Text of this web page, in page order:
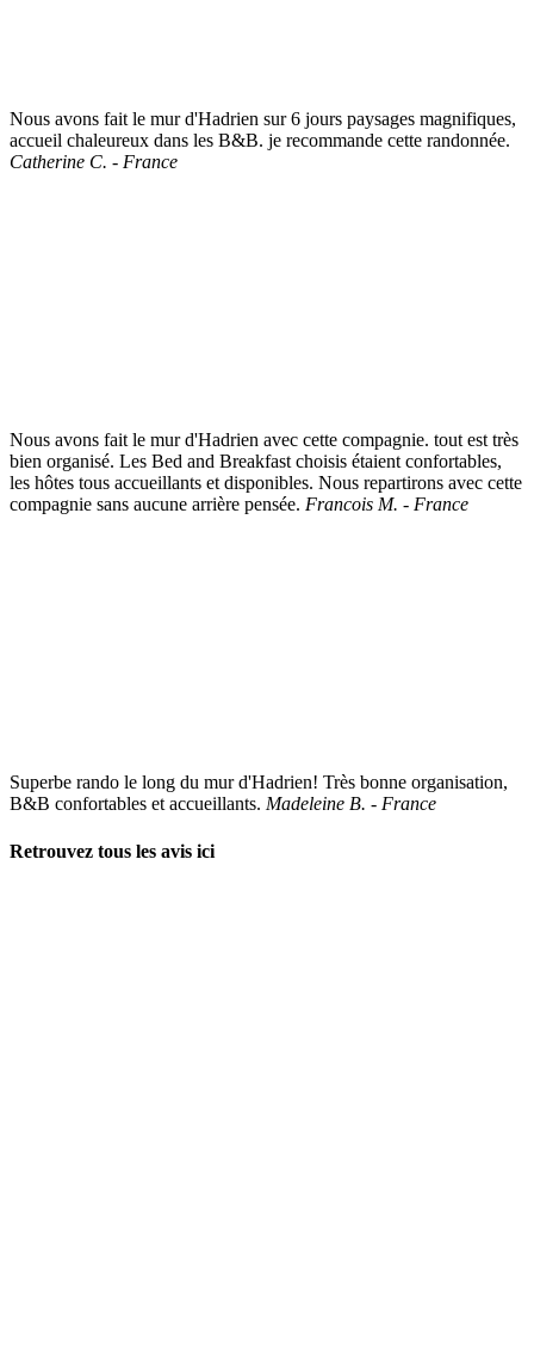
Nous avons fait le mur d'Hadrien sur 6 jours paysages magnifiques,
accueil chaleureux dans les B&B. je recommande cette randonnée.
Catherine C. - France
Nous avons fait le mur d'Hadrien avec cette compagnie. tout est très
bien organisé. Les Bed and Breakfast choisis étaient confortables,
les hôtes tous accueillants et disponibles. Nous repartirons avec cette
compagnie sans aucune arrière pensée. Francois M. - France
Superbe rando le long du mur d'Hadrien! Très bonne organisation,
B&B confortables et accueillants. Madeleine B. - France
Retrouvez tous les avis ici